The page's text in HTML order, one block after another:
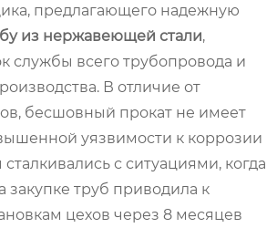
предлагающего надежную
из нержавеющей стали,
службы всего трубопровода и
В отличие от
бесшовный прокат не имеет
уязвимости к коррозии
с ситуациями, когда
закупке труб приводила к
цехов через 8 месяцев